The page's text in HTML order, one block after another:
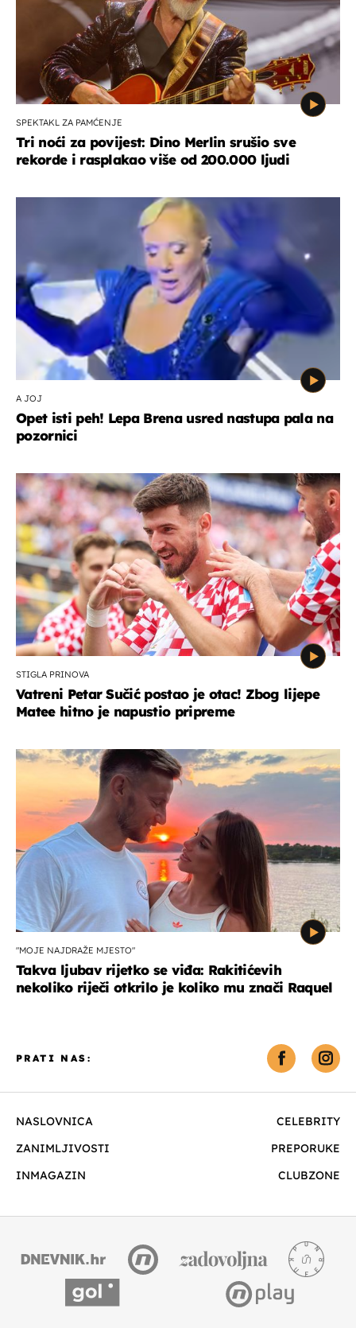
SPEKTAKL ZA PAMĆENJE
Tri noći za povijest: Dino Merlin srušio sve
rekorde i rasplakao više od 200.000 ljudi
A JOJ
Opet isti peh! Lepa Brena usred nastupa pala na
pozornici
STIGLA PRINOVA
Vatreni Petar Sučić postao je otac! Zbog lijepe
Matee hitno je napustio pripreme
"MOJE NAJDRAŽE MJESTO"
Takva ljubav rijetko se viđa: Rakitićevih
nekoliko riječi otkrilo je koliko mu znači Raquel
NASLOVNICA
CELEBRITY
ZANIMLJIVOSTI
PREPORUKE
INMAGAZIN
CLUBZONE
PRATI NAS: